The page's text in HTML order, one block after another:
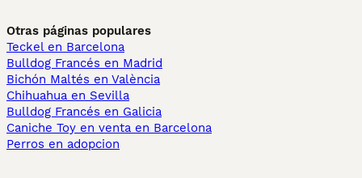
Otras páginas populares
Teckel en Barcelona
Bulldog Francés en Madrid
Bichón Maltés en València
Chihuahua en Sevilla
Bulldog Francés en Galicia
Caniche Toy en venta en Barcelona
Perros en adopcion